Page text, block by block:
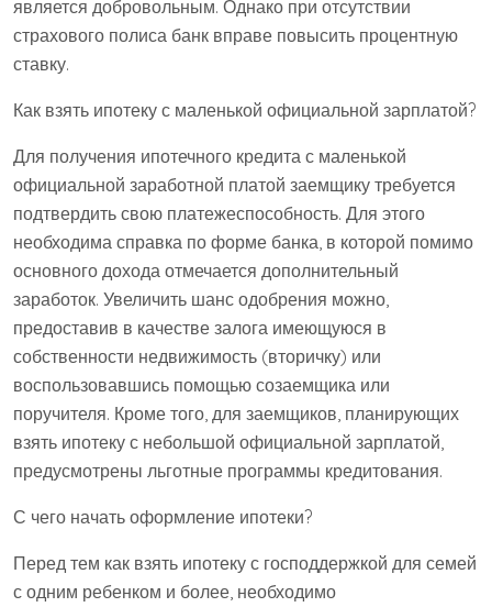
является добровольным. Однако при отсутствии
страхового полиса банк вправе повысить процентную
ставку.
Как взять ипотеку с маленькой официальной зарплатой?
Для получения ипотечного кредита с маленькой
официальной заработной платой заемщику требуется
подтвердить свою платежеспособность. Для этого
необходима справка по форме банка, в которой помимо
основного дохода отмечается дополнительный
заработок. Увеличить шанс одобрения можно,
предоставив в качестве залога имеющуюся в
собственности недвижимость (вторичку) или
воспользовавшись помощью созаемщика или
поручителя. Кроме того, для заемщиков, планирующих
взять ипотеку с небольшой официальной зарплатой,
предусмотрены льготные программы кредитования.
С чего начать оформление ипотеки?
Перед тем как взять ипотеку с господдержкой для семей
с одним ребенком и более, необходимо